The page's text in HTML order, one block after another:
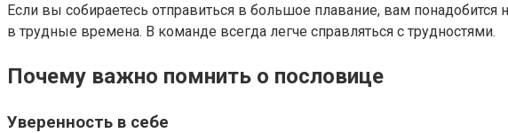
Если вы собираетесь отправиться в большое плавание, вам
в трудные времена. В команде всегда легче справляться с трудностями.
Почему важно помнить о пословице
Уверенность в себе